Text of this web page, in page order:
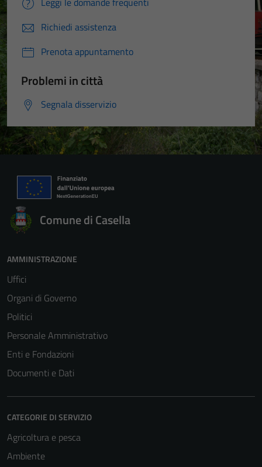
Richiedi assistenza
Prenota appuntamento
Problemi in città
Segnala disservizio
Comune di Casella
AMMINISTRAZIONE
Uffici
Organi di Governo
Politici
Personale Amministrativo
Enti e Fondazioni
Documenti e Dati
CATEGORIE DI SERVIZIO
Agricoltura e pesca
Ambiente